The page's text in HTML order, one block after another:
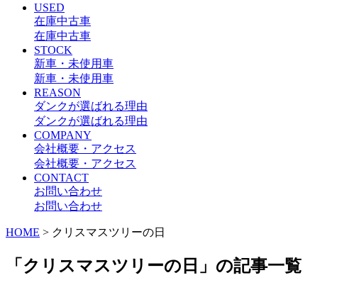
USED
在庫中古車
在庫中古車
STOCK
新車・未使用車
新車・未使用車
REASON
ダンクが選ばれる理由
ダンクが選ばれる理由
COMPANY
会社概要・アクセス
会社概要・アクセス
CONTACT
お問い合わせ
お問い合わせ
HOME > クリスマスツリーの日
「クリスマスツリーの日」の記事一覧